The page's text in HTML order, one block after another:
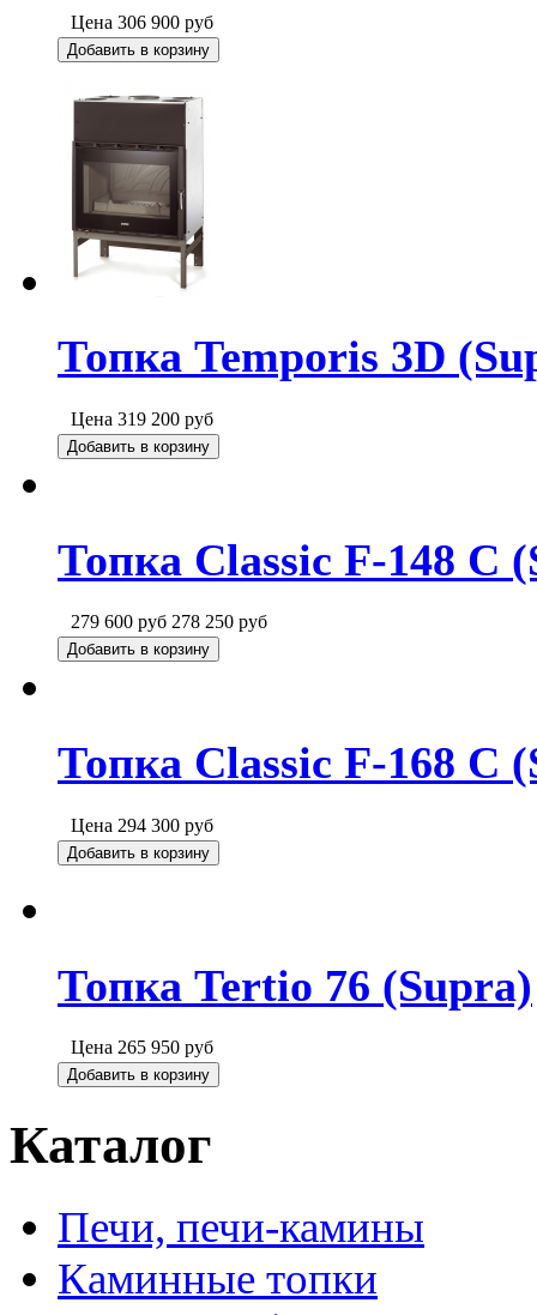
Цена 306 900 руб
Добавить в корзину
Топка Temporis 3D
Цена 319 200 руб
Добавить в корзину
Топка Classic F-148 C
279 600 руб 278 250 руб
Добавить в корзину
Топка Classic F-168 C
Цена 294 300 руб
Добавить в корзину
Топка Tertio 76 (Supra)
Цена 265 950 руб
Добавить в корзину
Каталог
Печи, печи-камины
Каминные топки